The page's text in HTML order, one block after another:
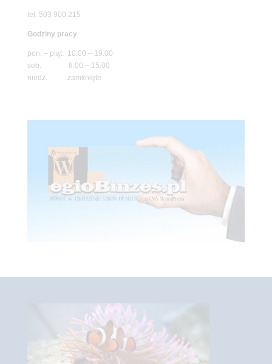
tel. 503 900 215
Godziny pracy
pon. – piąt. 10.00 – 19.00
sob. 8.00 – 15.00
niedz. zamknięte